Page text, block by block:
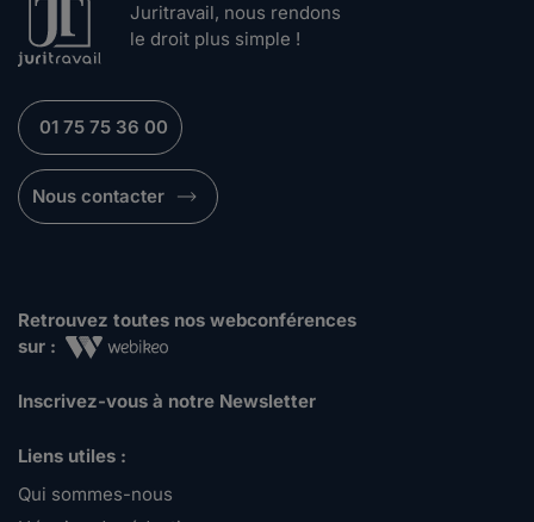
Juritravail, nous rendons
le droit plus simple !
01 75 75 36 00
Nous contacter
Retrouvez toutes nos webconférences
sur :
Inscrivez-vous à notre Newsletter
Liens utiles :
Qui sommes-nous